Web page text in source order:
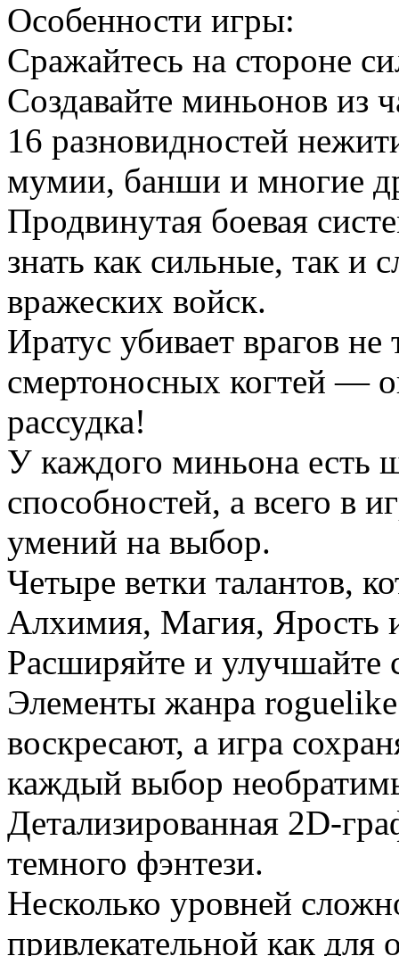
Особенности игры:
Сражайтесь на стороне
Создавайте миньонов из
16 разновидностей
мумии, банши и многие
Продвинутая боевая
знать как сильные, так и
вражеских войск.
Иратус убивает врагов
смертоносных когтей —
рассудка!
У каждого миньона есть
способностей, а всего в
умений на выбор.
Четыре ветки талантов,
Алхимия, Магия, Ярость
Расширяйте и улучшайте
Элементы жанра
воскресают, а игра
каждый выбор
Детализированная 2D-
темного фэнтези.
Несколько уровней
привлекательной как